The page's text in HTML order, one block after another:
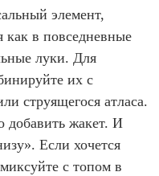
элемент,
как в повседневные
луки. Для
их с
струящегося атласа.
добавить жакет. И
Если хочется
с топом в